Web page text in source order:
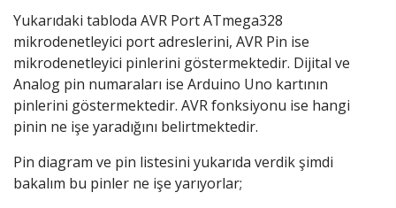
Yukarıdaki tabloda AVR Port ATmega328
mikrodenetleyici port adreslerini, AVR Pin ise
mikrodenetleyici pinlerini göstermektedir. Dijital ve
Analog pin numaraları ise Arduino Uno kartının
pinlerini göstermektedir. AVR fonksiyonu ise hangi
pinin ne işe yaradığını belirtmektedir.
Pin diagram ve pin listesini yukarıda verdik şimdi
bakalım bu pinler ne işe yarıyorlar;